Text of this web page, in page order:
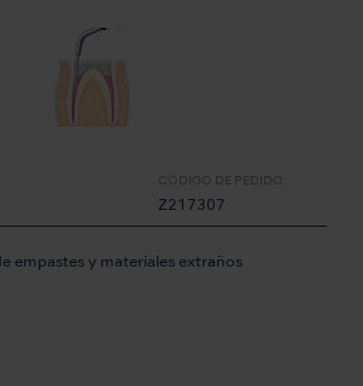
CÓDIGO DE PEDIDO:
Z217307
empastes y materiales extraños